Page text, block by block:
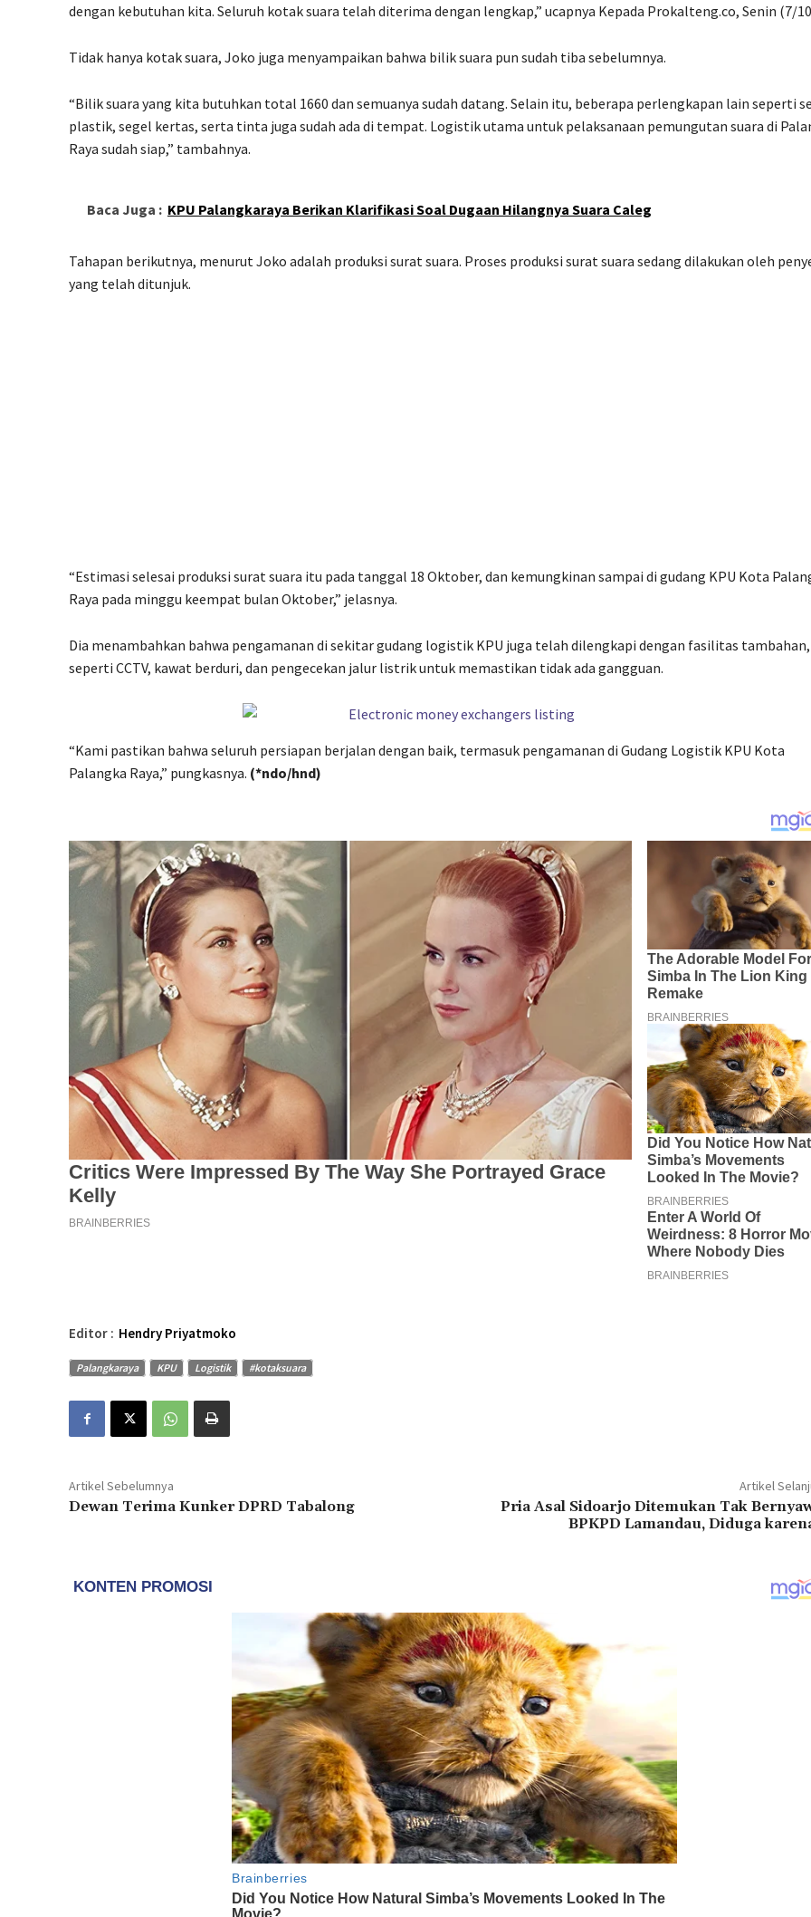
dengan kebutuhan kita. Seluruh kotak suara telah diterima dengan lengkap,” ucapnya Kepada Prokalteng.co, Senin (7/
Tidak hanya kotak suara, Joko juga menyampaikan bahwa bilik suara pun sudah tiba sebelumnya.
“Bilik suara yang kita butuhkan total 1660 dan semuanya sudah datang. Selain itu, beberapa perlengkapan lain seperti
plastik, segel kertas, serta tinta juga sudah ada di tempat. Logistik utama untuk pelaksanaan pemungutan suara di
Raya sudah siap,” tambahnya.
Baca Juga : KPU Palangkaraya Berikan Klarifikasi Soal Dugaan Hilangnya Suara Caleg
Tahapan berikutnya, menurut Joko adalah produksi surat suara. Proses produksi surat suara sedang dilakukan oleh
yang telah ditunjuk.
“Estimasi selesai produksi surat suara itu pada tanggal 18 Oktober, dan kemungkinan sampai di gudang KPU Kota
Raya pada minggu keempat bulan Oktober,” jelasnya.
Dia menambahkan bahwa pengamanan di sekitar gudang logistik KPU juga telah dilengkapi dengan fasilitas tambahan,
seperti CCTV, kawat berduri, dan pengecekan jalur listrik untuk memastikan tidak ada gangguan.
“Kami pastikan bahwa seluruh persiapan berjalan dengan baik, termasuk pengamanan di Gudang Logistik KPU Kota
Palangka Raya,” pungkasnya. (*ndo/hnd)
Editor : Hendry Priyatmoko
Palangkaraya KPU Logistik #kotaksuara
Artikel Sebelumnya
Dewan Terima Kunker DPRD Tabalong
Artikel
Pria Asal Sidoarjo Ditemukan Tak
BPKPD Lamandau, Diduga